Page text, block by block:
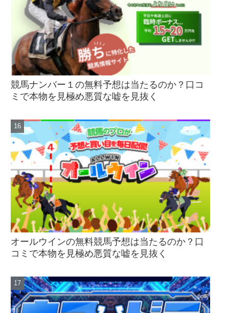
競馬ナンバー１の無料予想は当たるのか？口コ
ミで本物を見極め悪質な嘘を見抜く
オールウインの無料競馬予想は当たるのか？口
コミで本物を見極め悪質な嘘を見抜く